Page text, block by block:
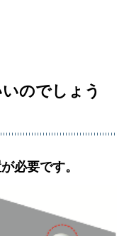
のでしょう
必要です。